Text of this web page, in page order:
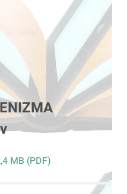
MB (PDF)